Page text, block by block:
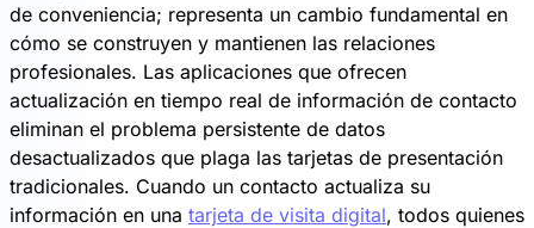
de conveniencia; representa un cambio fundamental en
cómo se construyen y mantienen las relaciones
profesionales. Las aplicaciones que ofrecen
actualización en tiempo real de información de contacto
eliminan el problema persistente de datos
desactualizados que plaga las tarjetas de presentación
tradicionales. Cuando un contacto actualiza su
información en una tarjeta de visita digital, todos quienes